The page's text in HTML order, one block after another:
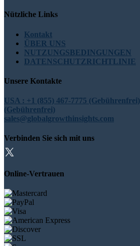
Nützliche Links
Kontakt
ÜBER UNS
NUTZUNGSBEDINGUNGEN
DATENSCHUTZRICHTLINIE
Unsere Kontakte
USA : +1 (855) 467-7775 (Gebührenfrei)
(Gebührenfrei)
sales@globalgrowthinsights.com
Verbinden Sie sich mit uns
Online-Vertrauen